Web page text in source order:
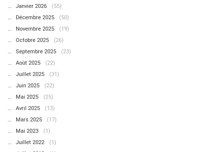
Janvier 2026
(55)
Décembre 2025
(50)
Novembre 2025
(19)
Octobre 2025
(26)
Septembre 2025
(23)
Août 2025
(22)
Juillet 2025
(31)
Juin 2025
(22)
Mai 2025
(25)
Avril 2025
(13)
Mars 2025
(17)
Mai 2023
(1)
Juillet 2022
(1)